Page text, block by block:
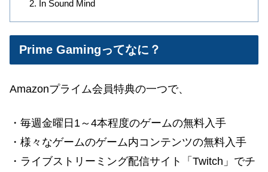
In Sound Mind
Prime Gamingってなに？
Amazonプライム会員特典の一つで、
・ 毎週金曜日1～ 4本程度のゲームの無料入手
・様々なゲームのゲーム内コンテンツの無料入手
・ライブストリーミング配信サイト「Twitch」でチ